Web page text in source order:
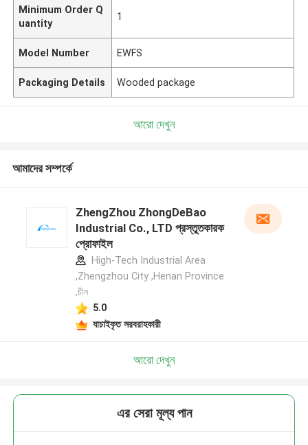
Minimum Order Q
uantity
1
Model Number EWFS
Packaging Details Wooded package
আরো দেখুন
আমাদের সম্পর্কে
ZhengZhou ZhongDeBao
Industrial Co., LTD প্রস্তুতকারক
প্রোফাইল
High-Tech Industrial Area
,Zhengzhou City ,Henan Province
,চীন
5.0
যাচাইকৃত সরবরাহকারী
আরো দেখুন
এর সেরা মূল্য পান